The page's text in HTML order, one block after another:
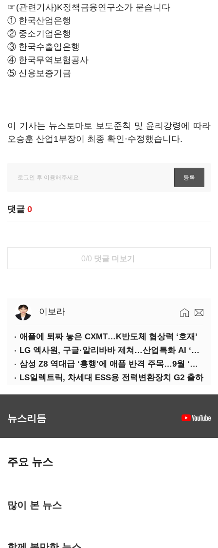
☞(관련기사)K정책금융연구소가 묻습니다
① 한국산업은행
② 중소기업은행
③ 한국수출입은행
④ 한국무역보험공사
⑤ 신용보증기금
이 기사는 뉴스토마토 보도준칙 및 윤리강령에 따라
오승훈 산업1부장이 최종 확인·수정했습니다.
댓글 0
0/0 댓글 더보기
이보라
애플에 퇴짜 놓은 CXMT…K반도체 협상력 ‘호재’
LG 엑사원, 구글·알리바바 제쳐…산업특화 AI ‘속도’
삼성 Z8 역대급 ‘흥행’에 애플 반격 주목…9월 ‘폴더블 대전’
LS일렉트릭, 차세대 ESS용 전력변환장치 G2 출하
뉴스리듬
주요 뉴스
많이 본 뉴스